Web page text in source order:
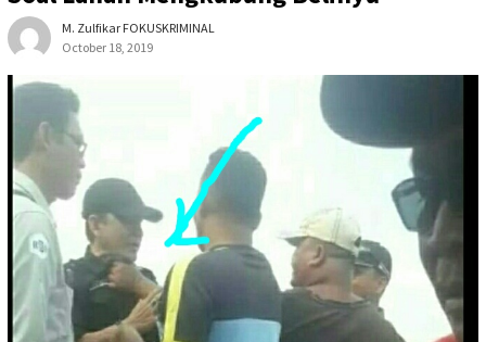
M. Zulfikar FOKUSKRIMINAL
October 18, 2019